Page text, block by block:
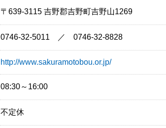
〒639-3115 吉野郡吉野町吉野山1269
0746-32-5011 ／ 0746-32-8828
http://www.sakuramotobou.or.jp/
08:30～16:00
不定休